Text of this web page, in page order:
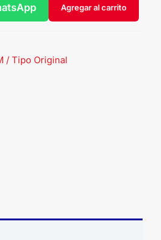
Agregar al carrito
/ Tipo Original